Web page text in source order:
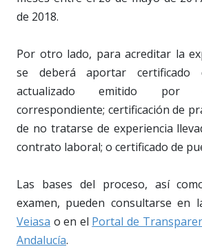
de 2018.
Por otro lado, para acreditar la
se deberá aportar certificado
actualizado emitido por
correspondiente; certificación de
de no tratarse de experiencia
contrato laboral; o certificado de
Las bases del proceso, así
examen, pueden consultarse en
Veiasa o en el Portal de
Andalucía.